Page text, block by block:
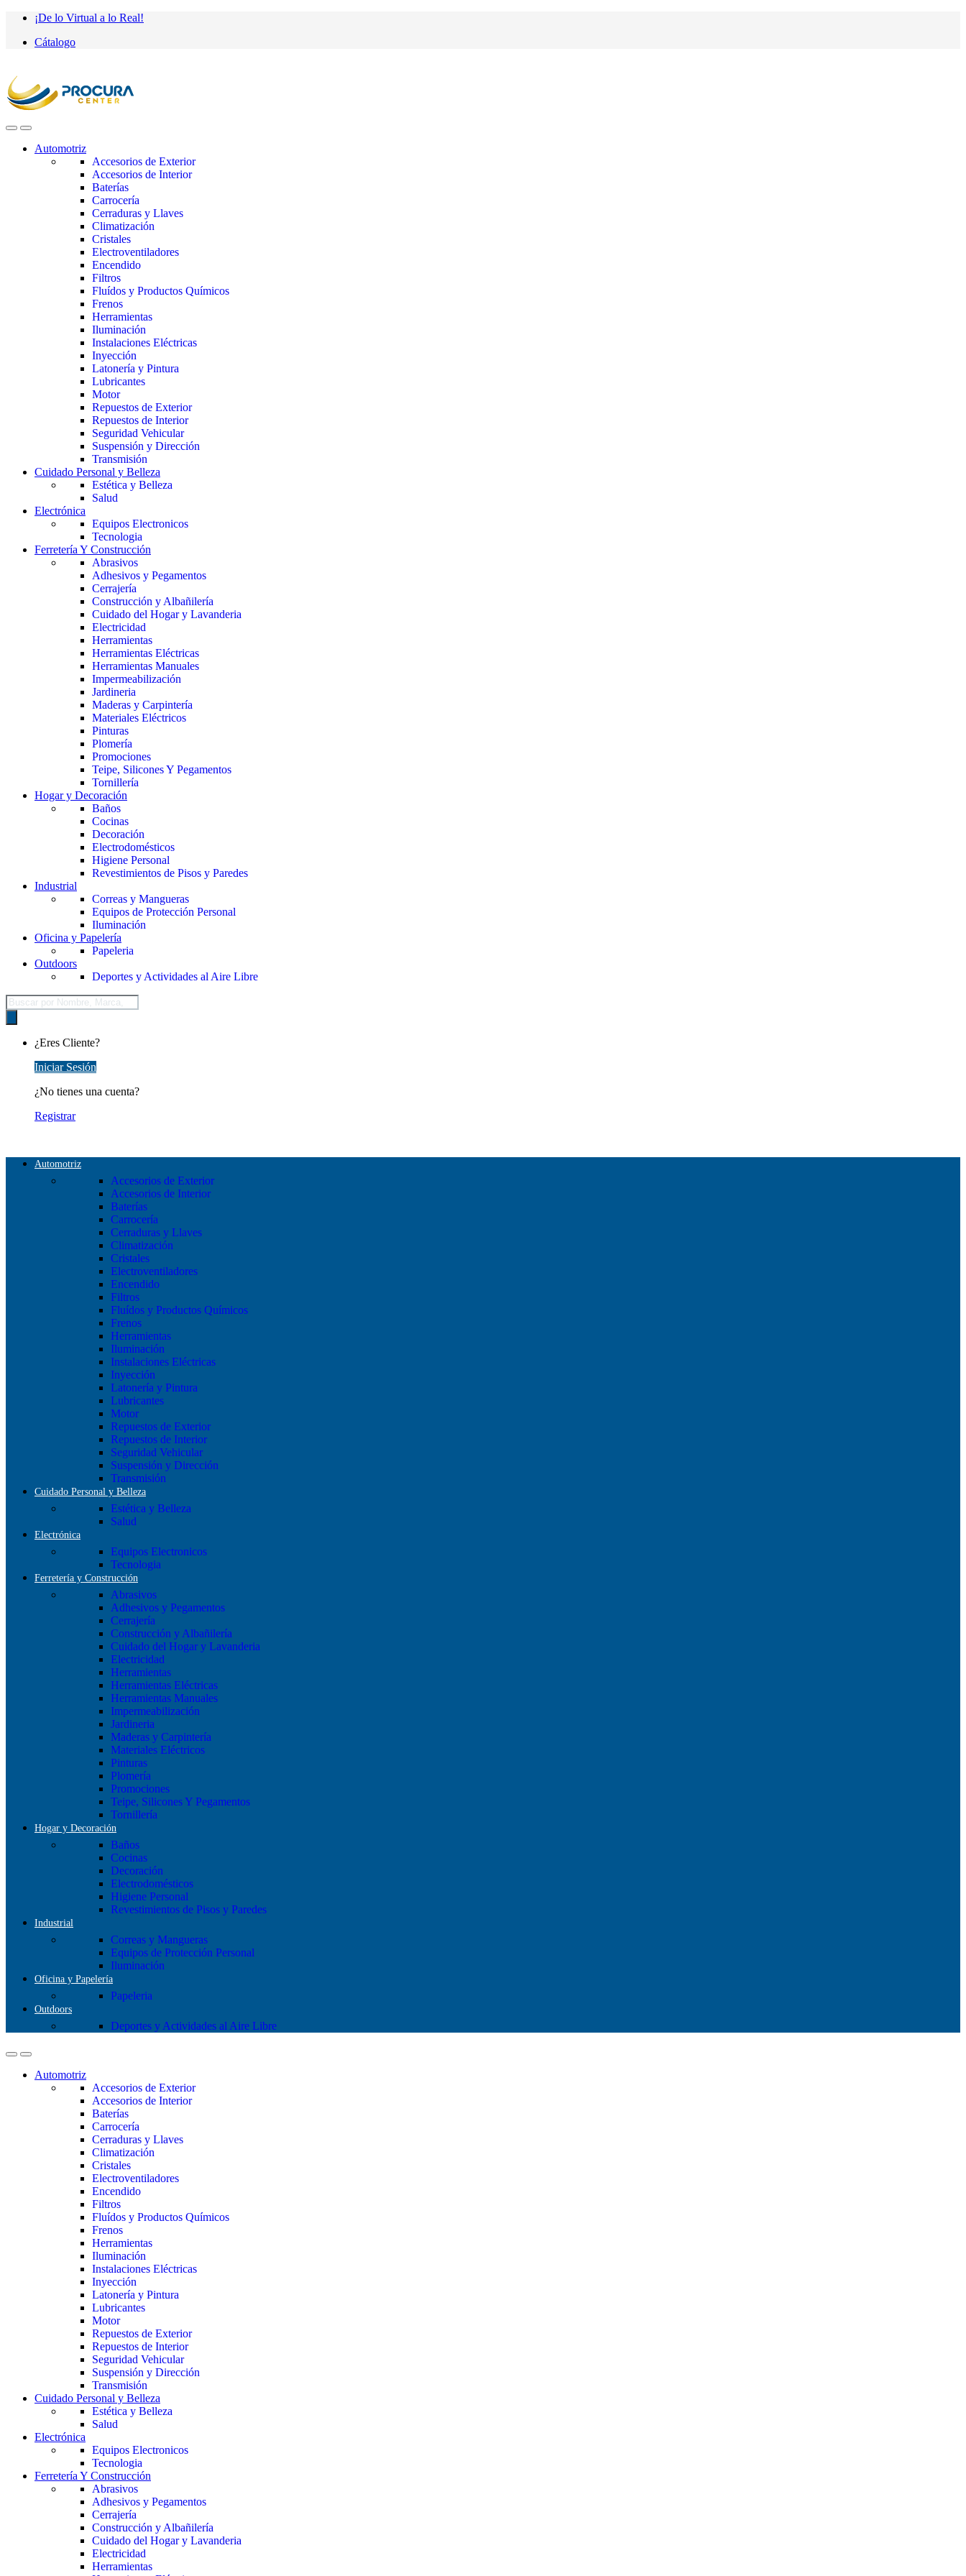
Saltar
navegación
saltar
contenido
¡De lo Virtual a lo Real!
Cátalogo
Automotriz
Accesorios de Exterior
Accesorios de Interior
Baterías
Carrocería
Cerraduras y Llaves
Climatización
Cristales
Electroventiladores
Encendido
Filtros
Fluídos y Productos Químicos
Frenos
Herramientas
Iluminación
Instalaciones Eléctricas
Inyección
Latonería y Pintura
Lubricantes
Motor
Repuestos de Exterior
Repuestos de Interior
Seguridad Vehicular
Suspensión y Dirección
Transmisión
Cuidado Personal y Belleza
Estética y Belleza
Salud
Electrónica
Equipos Electronicos
Tecnologia
Ferretería Y Construcción
Abrasivos
Adhesivos y Pegamentos
Cerrajería
Construcción y Albañilería
Cuidado del Hogar y Lavanderia
Electricidad
Herramientas
Herramientas Eléctricas
Herramientas Manuales
Impermeabilización
Jardineria
Maderas y Carpintería
Materiales Eléctricos
Pinturas
Plomería
Promociones
Teipe, Silicones Y Pegamentos
Tornillería
Hogar y Decoración
Baños
Cocinas
Decoración
Electrodomésticos
Higiene Personal
Revestimientos de Pisos y Paredes
Industrial
Correas y Mangueras
Equipos de Protección Personal
Iluminación
Oficina y Papelería
Papeleria
Outdoors
Deportes y Actividades al Aire Libre
Búsqueda
de
productos
¿Eres Cliente?
Iniciar Sesión
¿No tienes una cuenta?
Registrar
Automotriz
Accesorios de Exterior
Accesorios de Interior
Baterías
Carrocería
Cerraduras y Llaves
Climatización
Cristales
Electroventiladores
Encendido
Filtros
Fluídos y Productos Químicos
Frenos
Herramientas
Iluminación
Instalaciones Eléctricas
Inyección
Latonería y Pintura
Lubricantes
Motor
Repuestos de Exterior
Repuestos de Interior
Seguridad Vehicular
Suspensión y Dirección
Transmisión
Cuidado Personal y Belleza
Estética y Belleza
Salud
Electrónica
Equipos Electronicos
Tecnologia
Ferretería y Construcción
Abrasivos
Adhesivos y Pegamentos
Cerrajería
Construcción y Albañilería
Cuidado del Hogar y Lavanderia
Electricidad
Herramientas
Herramientas Eléctricas
Herramientas Manuales
Impermeabilización
Jardineria
Maderas y Carpintería
Materiales Eléctricos
Pinturas
Plomería
Promociones
Teipe, Silicones Y Pegamentos
Tornillería
Hogar y Decoración
Baños
Cocinas
Decoración
Electrodomésticos
Higiene Personal
Revestimientos de Pisos y Paredes
Industrial
Correas y Mangueras
Equipos de Protección Personal
Iluminación
Oficina y Papelería
Papeleria
Outdoors
Deportes y Actividades al Aire Libre
Automotriz
Accesorios de Exterior
Accesorios de Interior
Baterías
Carrocería
Cerraduras y Llaves
Climatización
Cristales
Electroventiladores
Encendido
Filtros
Fluídos y Productos Químicos
Frenos
Herramientas
Iluminación
Instalaciones Eléctricas
Inyección
Latonería y Pintura
Lubricantes
Motor
Repuestos de Exterior
Repuestos de Interior
Seguridad Vehicular
Suspensión y Dirección
Transmisión
Cuidado Personal y Belleza
Estética y Belleza
Salud
Electrónica
Equipos Electronicos
Tecnologia
Ferretería Y Construcción
Abrasivos
Adhesivos y Pegamentos
Cerrajería
Construcción y Albañilería
Cuidado del Hogar y Lavanderia
Electricidad
Herramientas